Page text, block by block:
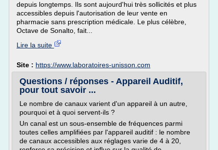
depuis longtemps. Ils sont aujourd'hui très sollicités et plus
accessibles depuis l'autorisation de leur vente en
pharmacie sans prescription médicale. Le plus célèbre,
Octave de Sonalto, fait...
Lire la suite
Site : https://www.laboratoires-unisson.com
Questions / réponses - Appareil Auditif,
pour tout savoir ...
Le nombre de canaux varient d'un appareil à un autre,
pourquoi et à quoi servent-ils ?
Un canal est un sous-ensemble de fréquences parmi
toutes celles amplifiées par l'appareil auditif : le nombre
de canaux accessibles aux réglages varie de 4 à 20,